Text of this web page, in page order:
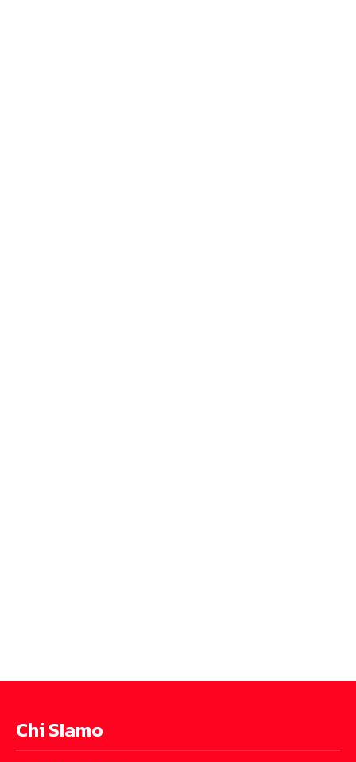
Chi SIamo